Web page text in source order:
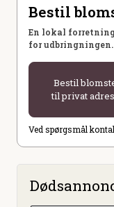
Bestil
En lokal
for udbringningen.
Bestil
til privat
Ved spørgsmål